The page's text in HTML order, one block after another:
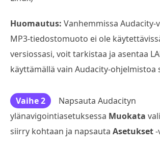
Huomautus: Vanhemmissa Audacity-
MP3-tiedostomuoto ei ole
versiossasi, voit tarkistaa ja asentaa
käyttämällä vain Audacity-ohjelmistoa
Vaihe 2
Napsauta Audacityn
ylänavigointiasetuksessa Muokata
siirry kohtaan ja napsauta Asetukset